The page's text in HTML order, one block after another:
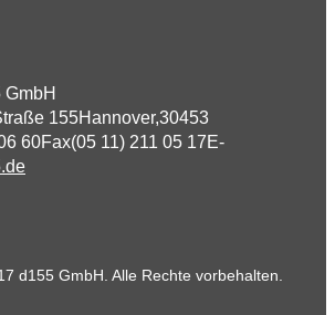
155Hannover,30453
60Fax(05 11) 211 05 17E-
d155 GmbH. Alle Rechte vorbehalten.